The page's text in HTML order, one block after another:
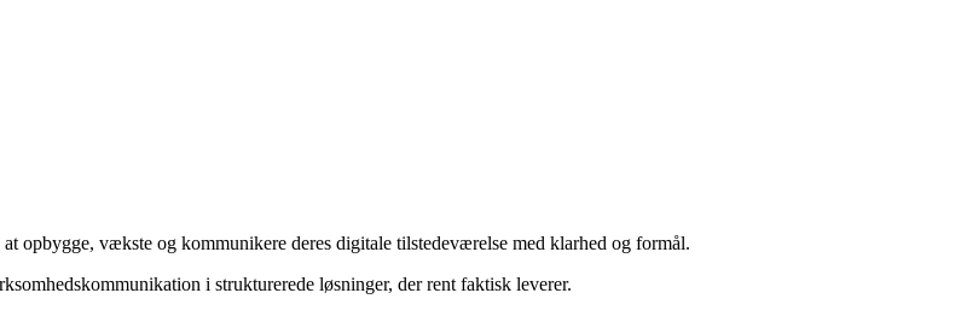
opbygge, vækste og kommunikere deres digitale tilstedeværelse med klarhed og formål.
i strukturerede løsninger, der rent faktisk leverer.